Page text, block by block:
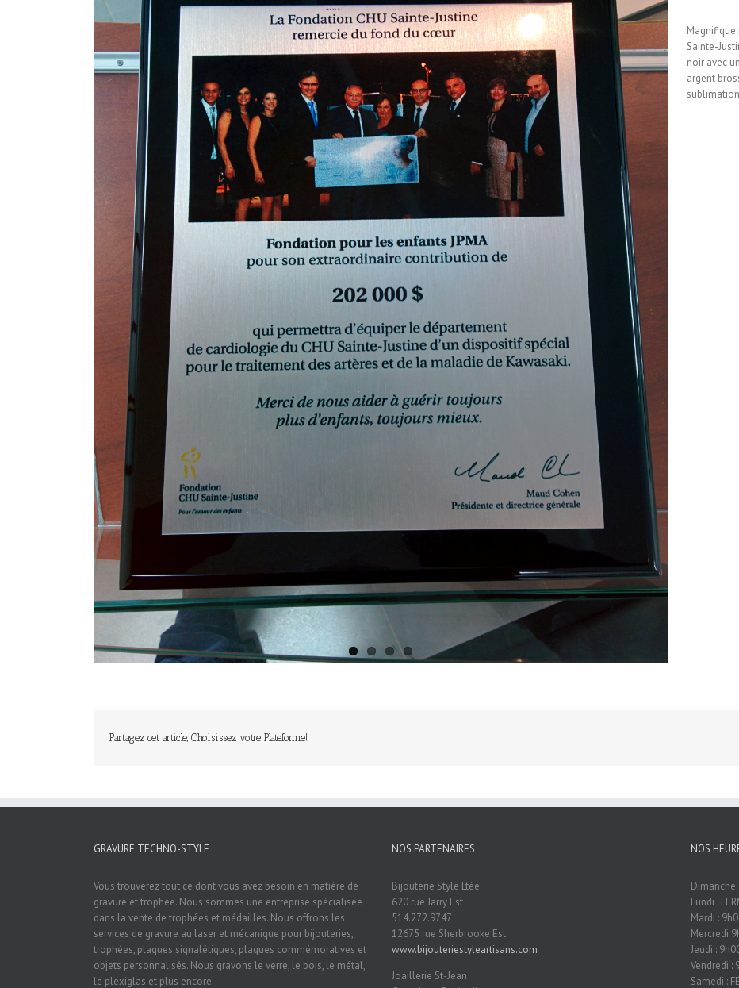
Magnifique
Sainte-
noir avec
argent
Partagez cet article, Choisissez votre Plateforme!
GRAVURE TECHNO-STYLE
Vous trouverez tout ce dont vous avez besoin en matière de
gravure et trophée. Nous sommes une entreprise spécialisée
dans la vente de trophées et médailles. Nous offrons les
services de gravure au laser et mécanique pour bijouteries,
trophées, plaques signalétiques, plaques commémoratives et
objets personnalisés. Nous gravons le verre, le bois, le métal,
le plexiglas et plus encore.
NOS PARTENAIRES
Bijouterie Style Ltée
620 rue Jarry Est
514.272.9747
12675 rue Sherbrooke Est
www.bijouteriestyleartisans.com
Joaillerie St-Jean
NOS
Dimanche
Lundi :
Mardi :
Mercredi
Jeudi :
Vendredi :
Samedi :